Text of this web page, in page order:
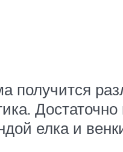
получится
Достаточно
елка и